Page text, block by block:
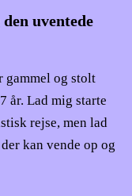
uventede
gammel og stolt
år. Lad mig starte
rejse, men lad
kan vende op og